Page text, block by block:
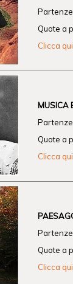
Quote a
Clicca
MUSICA
Quote a
Clicca
Quote a
Clicca